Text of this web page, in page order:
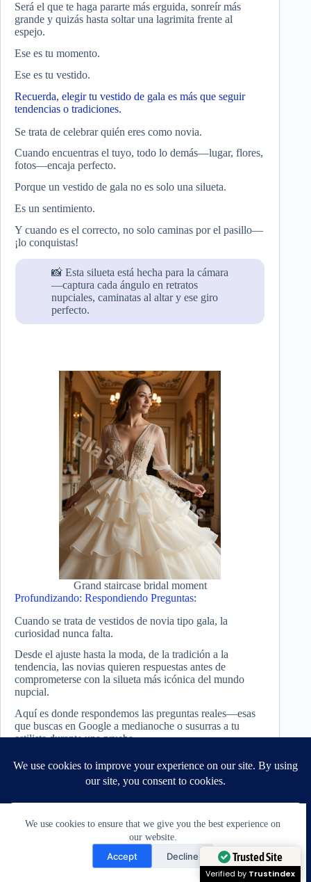
We use cookies to ensure that we give you the best experience on
our website.
Accept Decline
Será el que te haga pararte más erguida, sonreír más
grande y quizás hasta soltar una lagrimita frente al
espejo.
Ese es tu momento.
Ese es tu vestido.
Recuerda, elegir tu vestido de gala es más que seguir
tendencias o tradiciones.
Se trata de celebrar quién eres como novia.
Cuando encuentras el tuyo, todo lo demás—lugar, flores,
fotos—encaja perfecto.
Porque un vestido de gala no es solo una silueta.
Es un sentimiento.
Y cuando es el correcto, no solo caminas por el pasillo—
¡lo conquistas!
📸 Esta silueta está hecha para la cámara
—captura cada ángulo en retratos
nupciales, caminatas al altar y ese giro
perfecto.
Grand staircase bridal moment
Profundizando: Respondiendo Preguntas:
Cuando se trata de vestidos de novia tipo gala, la
curiosidad nunca falta.
Desde el ajuste hasta la moda, de la tradición a la
tendencia, las novias quieren respuestas antes de
comprometerse con la silueta más icónica del mundo
nupcial.
Aquí es donde respondemos las preguntas reales—esas
que buscas en Google a medianoche o susurras a tu
estilista durante una prueba.
Los vestidos de gala son amados por una razón, pero
saber por qué son tan eternos (y cómo hacerlos tuyos)
puede transformar el interés en confianza absoluta.
Empecemos por la pregunta más grande: ¿Por qué los
vestidos de gala siguen siendo tan populares para bodas?
La respuesta es por capas, igual que las faldas.
Los vestidos de gala conectan con la fantasía, la
Trusted Site
Need Help?
Open chaty